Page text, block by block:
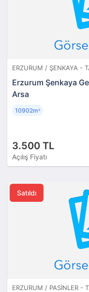
ERZURUM / ŞENKAYA -
Erzurum Şenkaya
Arsa
3.500 TL
Açılış Fiyatı
10902m²
Satıldı
ERZURUM / PASINLER -